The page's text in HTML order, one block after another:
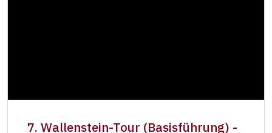
7. Wallenstein-Tour (Basisführung) -